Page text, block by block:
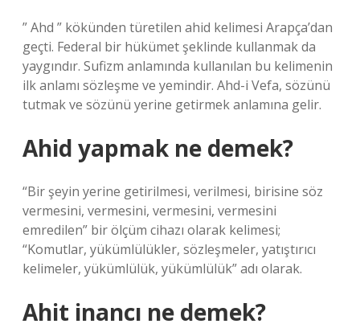
” Ahd ” kökünden türetilen ahid kelimesi Arapça’dan
geçti. Federal bir hükümet şeklinde kullanmak da
yaygındır. Sufizm anlamında kullanılan bu kelimenin
ilk anlamı sözleşme ve yemindir. Ahd-i Vefa, sözünü
tutmak ve sözünü yerine getirmek anlamına gelir.
Ahid yapmak ne demek?
“Bir şeyin yerine getirilmesi, verilmesi, birisine söz
vermesini, vermesini, vermesini, vermesini
emredilen” bir ölçüm cihazı olarak kelimesi;
“Komutlar, yükümlülükler, sözleşmeler, yatıştırıcı
kelimeler, yükümlülük, yükümlülük” adı olarak.
Ahit inancı ne demek?